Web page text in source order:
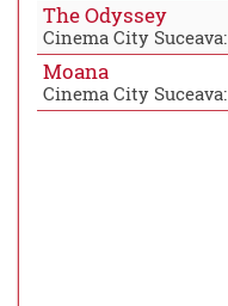
The Odyssey
Cinema City Suceava:
Moana
Cinema City Suceava: